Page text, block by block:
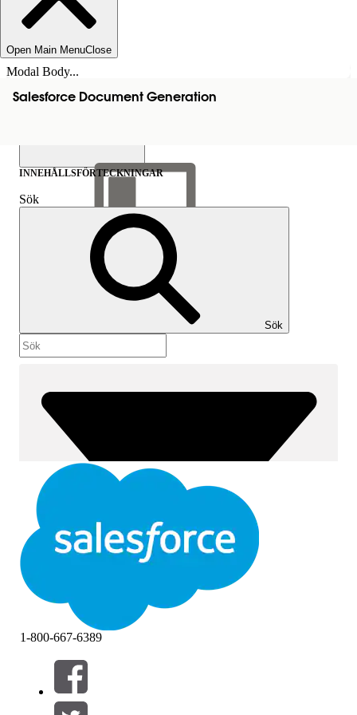
Open Main MenuClose
Modal Body...
Salesforce Document Generation
Visa
innehållsförteckning
Innehållsförteckningar
INNEHÅLLSFÖRTECKNINGAR
Sök
Sök
Filter (0)
VÄLJ FILTER
1-800-667-6389